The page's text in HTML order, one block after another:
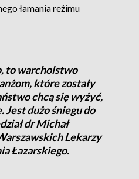
łamania reżimu
to warcholstwo
które zostały
chcą się wyżyć,
Jest dużo śniegu do
dr Michał
Lekarzy
Łazarskiego.